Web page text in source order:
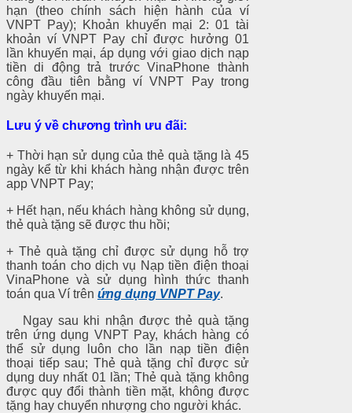
hạn (theo chính sách hiện hành của ví
VNPT Pay); Khoản khuyến mại 2: 01 tài
khoản ví VNPT Pay chỉ được hưởng 01
lần khuyến mại, áp dụng với giao dịch nạp
tiền di động trả trước VinaPhone thành
công đầu tiên bằng ví VNPT Pay trong
ngày khuyến mại.
Lưu ý về chương trình ưu đãi:
+ Thời hạn sử dụng của thẻ quà tặng là 45
ngày kể từ khi khách hàng nhận được trên
app VNPT Pay;
+ Hết hạn, nếu khách hàng không sử dụng,
thẻ quà tặng sẽ được thu hồi;
+ Thẻ quà tặng chỉ được sử dụng hỗ trợ
thanh toán cho dịch vụ Nạp tiền điện thoại
VinaPhone và sử dụng hình thức thanh
toán qua Ví trên ứng dụng VNPT Pay.
Ngay sau khi nhận được thẻ quà tặng
trên ứng dụng VNPT Pay, khách hàng có
thể sử dụng luôn cho lần nạp tiền điện
thoại tiếp sau; Thẻ quà tặng chỉ được sử
dụng duy nhất 01 lần; Thẻ quà tặng không
được quy đổi thành tiền mặt, không được
tặng hay chuyển nhượng cho người khác.